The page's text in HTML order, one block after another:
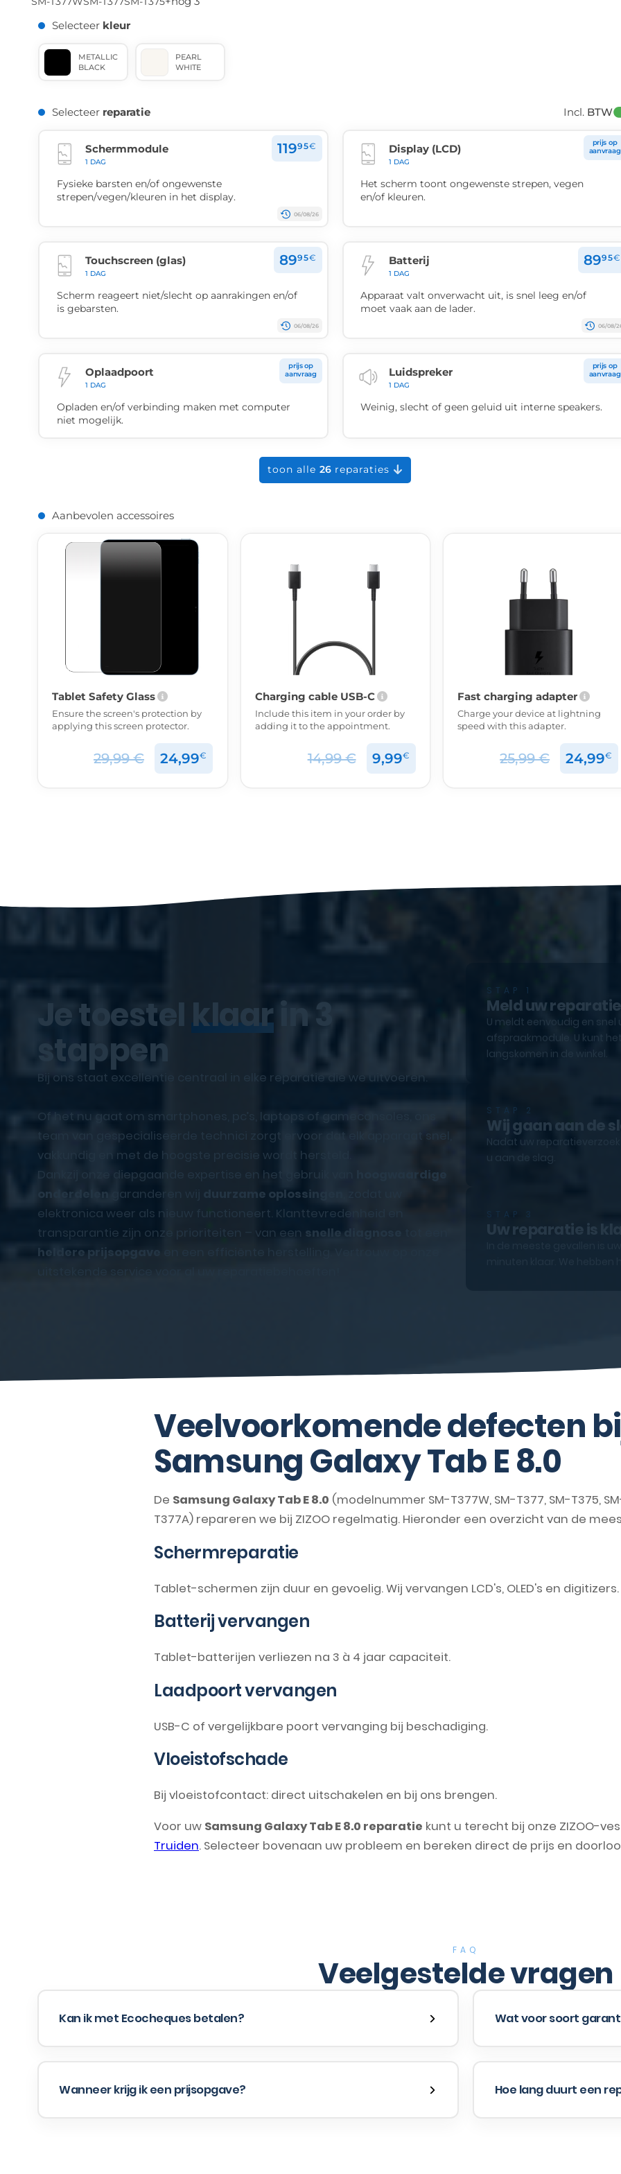
Selecteer kleur
METALLIC
BLACK
PEARL
WHITE
Selecteer reparatie Incl. BTW
Schermmodule
1 DAG
11995€
Fysieke barsten en/of ongewenste
strepen/vegen/kleuren in het display.
06/08/26
Display (LCD)
1 DAG
prijs op
aanvraag
Het scherm toont ongewenste strepen, vegen
en/of kleuren.
Touchscreen (glas)
1 DAG
8995€
Scherm reageert niet/slecht op aanrakingen en/of
is gebarsten.
06/08/26
Batterij
1 DAG
8995€
Apparaat valt onverwacht uit, is snel leeg en/of
moet vaak aan de lader.
06/08/
Oplaadpoort
1 DAG
prijs op
aanvraag
Opladen en/of verbinding maken met computer
niet mogelijk.
Luidspreker
1 DAG
prijs op
aanvraag
Weinig, slecht of geen geluid uit interne speakers.
toon alle26 reparaties
Aanbevolen accessoires
Tablet Safety Glass
Ensure the screen's protection by
applying this screen protector.
29,99 € 24,99€
Charging cable USB-C
Include this item in your order by
adding it to the appointment.
14,99 € 9,99€
Fast charging adapter
Charge your device at lightning
speed with this adapter.
25,99 € 24,99€
Je toestel klaarin 3
stappen
Bij ons staat excellentie centraal in elke reparatie die we uitvoeren.
Of het nu gaat om smartphones, pc’s, laptops of gameconsoles, ons
team van gespecialiseerde technici zorgt ervoor dat elk apparaat snel,
vakkundig en met de hoogste precisie wordt hersteld.
Dankzij onze diepgaande expertise en het gebruik van
hoogwaardige
onderdelen garanderen wij duurzame oplossingen
elektronica weer als nieuw functioneert. Klanttevredenheid en
transparantie zijn onze prioriteiten – van een snelle diagnose
heldere prijsopgave
STAP 1
Meld uw
U meldt eenvoudig en
afspraakmodule. U kunt
langskomen in de winkel.
STAP 2
Wij gaan aan de
Nadat uw
u aan de slag.
STAP 3
Uw reparatie is
Veelvoorkomende defecten
Samsung Galaxy Tab E 8.0
De Samsung Galaxy Tab E 8.0 (modelnummer SM-T377W, SM-T377, SM-T375,
T377A) repareren we bij ZIZOO regelmatig. Hieronder een overzicht van de
Schermreparatie
Tablet-schermen zijn duur en gevoelig. Wij vervangen LCD's, OLED's en digitizers.
Batterij vervangen
Tablet-batterijen verliezen na 3 à 4 jaar capaciteit.
Laadpoort vervangen
USB-C of vergelijkbare poort vervanging bij beschadiging.
Vloeistofschade
Bij vloeistofcontact: direct uitschakelen en bij ons brengen.
Voor uw Samsung Galaxy Tab E 8.0 reparatie kunt u terecht bij onze ZIZOO-
Truiden. Selecteer bovenaan uw probleem en bereken direct de prijs en
FAQ
Veelgestelde vragen
Kan ik met Ecocheques betalen? Wat voor soort
Wanneer krijg ik een prijsopgave? Hoe lang duurt een